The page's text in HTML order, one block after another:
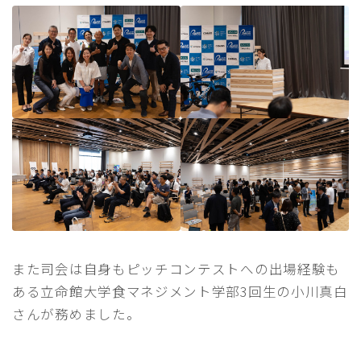
また司会は自身もピッチコンテストへの出場経験も
ある立命館大学食マネジメント学部3回生の小川真白
さんが務めました。